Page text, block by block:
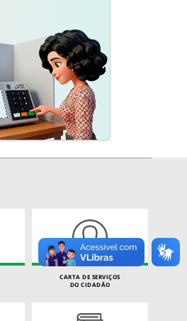
CARTA DE SERVIÇOS
DO CIDADÃO